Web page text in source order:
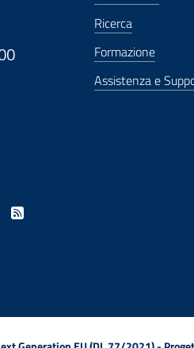
Ricerca
Formazione
Assistenza e